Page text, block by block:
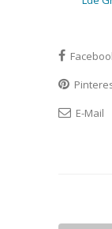
E-Mail